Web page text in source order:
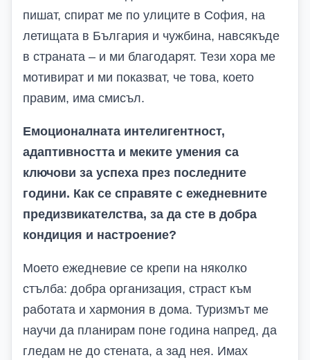
пишат, спират ме по улиците в София, на
летищата в България и чужбина, навсякъде
в страната – и ми благодарят. Тези хора ме
мотивират и ми показват, че това, което
правим, има смисъл.
Емоционалната интелигентност,
адаптивността и меките умения са
ключови за успеха през последните
години. Как се справяте с ежедневните
предизвикателства, за да сте в добра
кондиция и настроение?
Моето ежедневие се крепи на няколко
стълба: добра организация, страст към
работата и хармония в дома. Туризмът ме
научи да планирам поне година напред, да
гледам не до стената, а зад нея. Имах